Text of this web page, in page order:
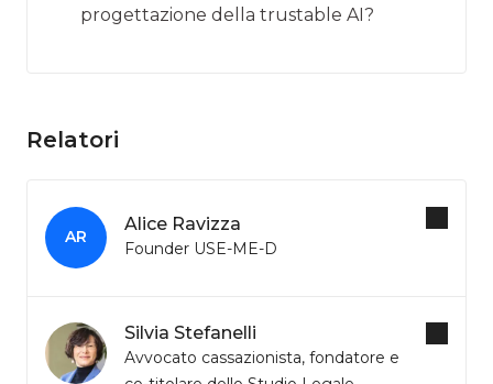
progettazione della trustable AI?
Relatori
AR
Alice Ravizza
Founder USE-ME-D
Silvia Stefanelli
Avvocato cassazionista, fondatore e